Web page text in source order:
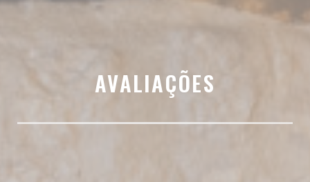
AVALIAÇÕES